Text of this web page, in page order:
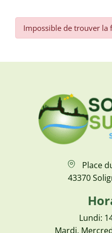
Tourisme
Impossible de trouver la
Place
43370
Lundi:
Mardi,